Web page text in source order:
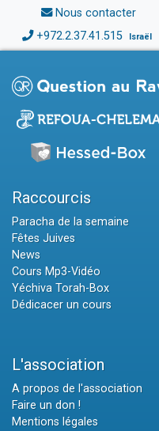
Nous contacter
+972.2.37.41.515 Israël
Raccourcis
Paracha de la semaine
Fêtes Juives
News
Cours Mp3-Vidéo
Yéchiva Torah-Box
Dédicacer un cours
L'association
A propos de l'association
Faire un don !
Mentions légales